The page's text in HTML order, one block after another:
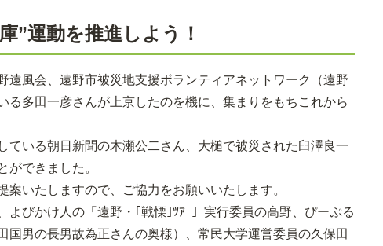
”運動を推進しよう！
遠風会、遠野市被災地支援ボランティアネットワーク（遠野
る多田一彦さんが上京したのを機に、集まりをもちこれから
ている朝日新聞の木瀬公二さん、大槌で被災された臼澤良一
ができました。
いたしますので、ご協力をお願いいたします。
びかけ人の「遠野・｢戦慄｣ﾂｱｰ」実行委員の高野、ぴーぷる
国男の長男故為正さんの奥様）、常民大学運営委員の久保田